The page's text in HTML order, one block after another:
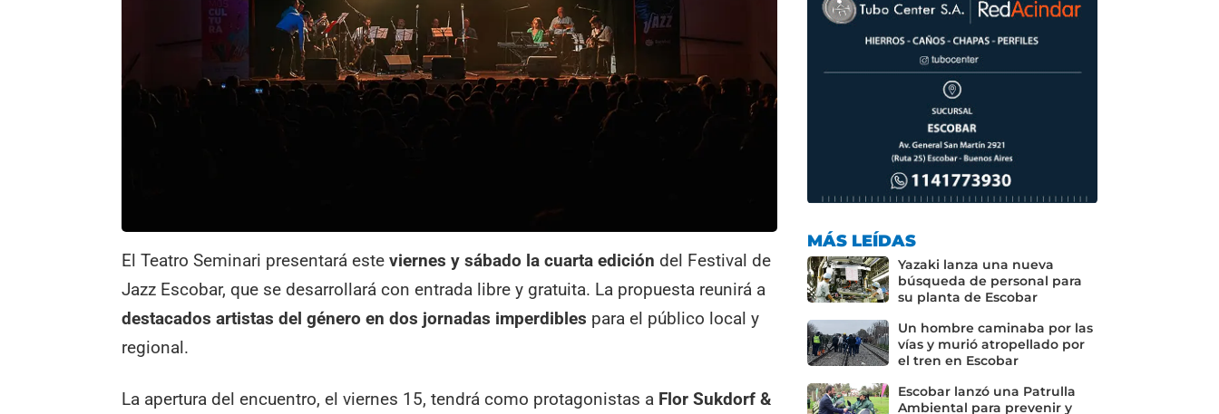
El Teatro Seminari presentará esteviernes y sábado la cuarta edición del Festival de
Jazz Escobar, que se desarrollará con entrada libre y gratuita. La propuesta reunirá a
destacados artistas del género en dos jornadas imperdibles para el público local y
regional.
La apertura del encuentro, el viernes 15, tendrá como protagonistas a Flor Sukdorf &
MÁS LEÍDAS
Yazaki lanza una nueva
búsqueda de personal para
su planta de Escobar
Un hombre caminaba por las
vías y murió atropellado por
el tren en Escobar
Escobar lanzó una Patrulla
Ambiental para prevenir y